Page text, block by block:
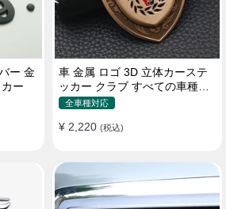
ー 金
ー
車 金属 ロゴ 3D 立体カーステ
ッカー クラブ すべての車種対
応 カスタム サイドポスト
全車種対応
¥ 2,220 (税込)